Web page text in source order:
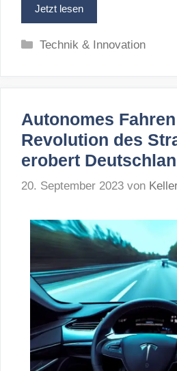
Jetzt lesen
Kategorien
Technik & Innovation
Autonomes
Revolution des
erobert
20. September 2023 von